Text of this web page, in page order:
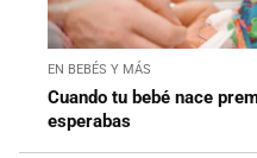
EN BEBÉS Y MÁS
Cuando tu bebé nace
esperabas